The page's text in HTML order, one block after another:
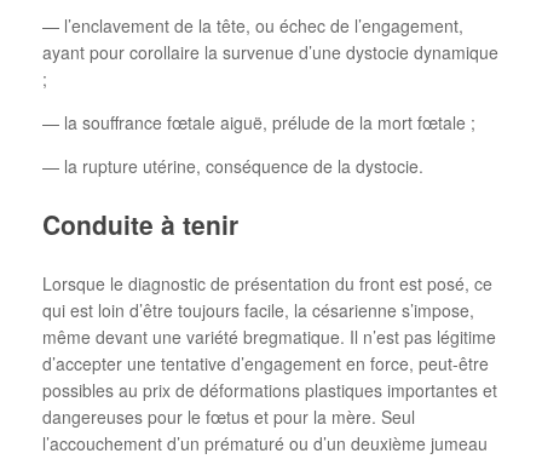
— l’enclavement de la tête, ou échec de l’engagement,
ayant pour corollaire la survenue d’une dystocie dynamique
;
— la souffrance fœtale aiguë, prélude de la mort fœtale ;
— la rupture utérine, conséquence de la dystocie.
Conduite à tenir
Lorsque le diagnostic de présentation du front est posé, ce
qui est loin d’être toujours facile, la césarienne s’impose,
même devant une variété bregmatique. Il n’est pas légitime
d’accepter une tentative d’engagement en force, peut-être
possibles au prix de déformations plastiques importantes et
dangereuses pour le fœtus et pour la mère. Seul
l’accouchement d’un prématuré ou d’un deuxième jumeau